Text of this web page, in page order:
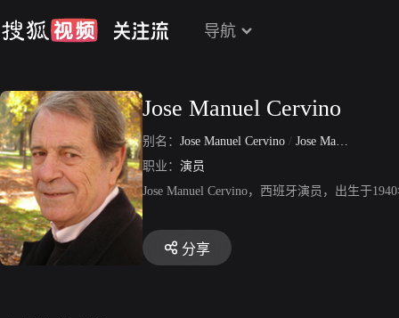
导航
Jose Manuel Cervino
别名： Jose Manuel Cervino / Jose Manuel Cervino Almeida
职业： 演员
Jose Manuel Cervino，西班牙演员，出生于
分享